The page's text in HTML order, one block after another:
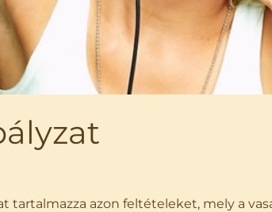
tartalmazza azon feltételeket, mely a